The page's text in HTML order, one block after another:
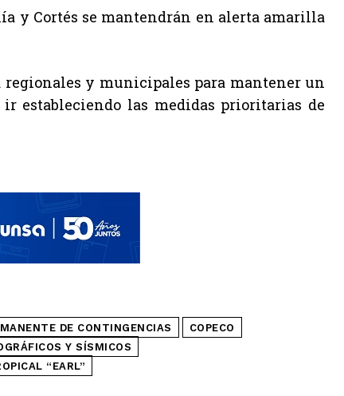
y Cortés se mantendrán en alerta amarilla
y municipales para mantener un
estableciendo las medidas prioritarias de
DE CONTINGENCIAS
COPECO
Y SÍSMICOS
“EARL”